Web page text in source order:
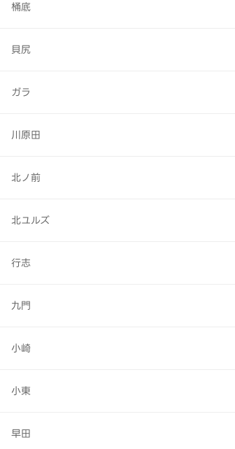
桶底
貝尻
ガラ
川原田
北ノ前
北ユルズ
行志
九門
小崎
小東
早田